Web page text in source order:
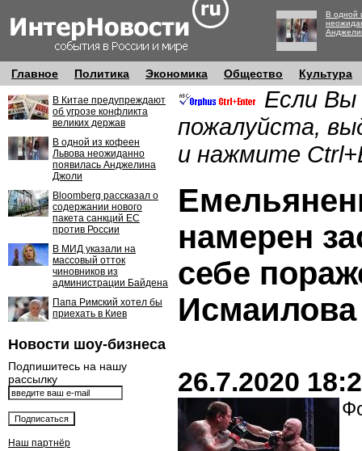
В одной
Главное Политика Экономика Общество Культура
В Китае предупреждают
об угрозе конфликта
великих держав
В одной из кофеен
Львова неожиданно
появилась Анджелина
Джоли
Bloomberg рассказал о
содержании нового
пакета санкций ЕС
против России
В МИД указали на
массовый отток
чиновников из
администрации Байдена
Папа Римский хотел бы
приехать в Киев
Новости шоу-бизнеса
Подпишитесь на нашу
рассылку
Наш партнёр
Если Вы
пожалуйста,
и нажмите
намерен
себе
Исмаилова
26.7.2020